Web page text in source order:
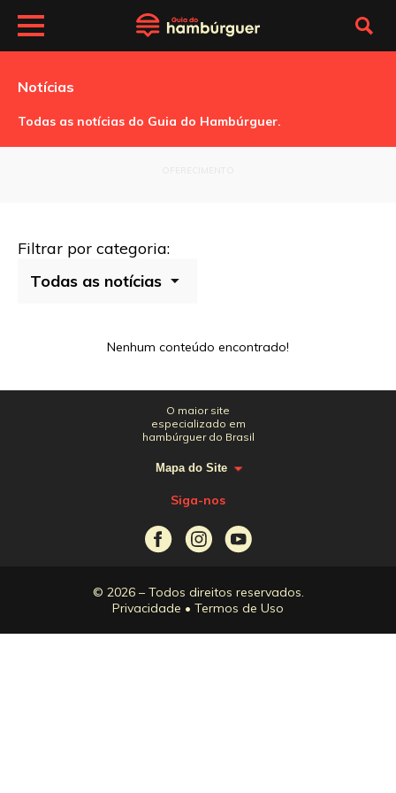
Notícias
Todas as notícias do Guia do Hambúrguer.
Filtrar por categoria:
Nenhum conteúdo encontrado!
O maior site
especializado em
hambúrguer do Brasil
Mapa do Site
Siga-nos
© 2026 – Todos direitos reservados.
Privacidade • Termos de Uso